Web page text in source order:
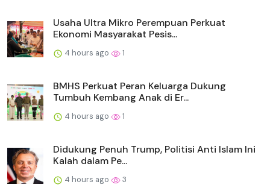
Usaha Ultra Mikro Perempuan Perkuat
Ekonomi Masyarakat Pesis...
4 hours ago 1
BMHS Perkuat Peran Keluarga Dukung
Tumbuh Kembang Anak di Er...
4 hours ago 1
Didukung Penuh Trump, Politisi Anti Islam Ini
Kalah dalam Pe...
4 hours ago 3